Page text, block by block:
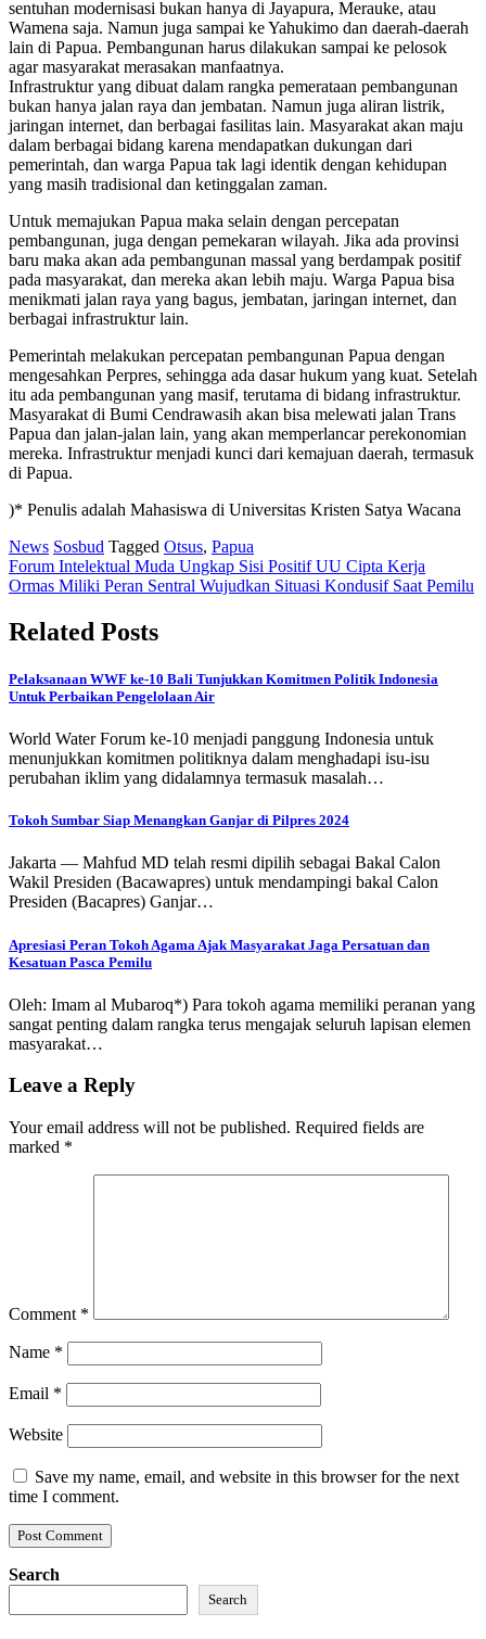
sentuhan modernisasi bukan hanya di Jayapura, Merauke, atau
Wamena saja. Namun juga sampai ke Yahukimo dan daerah-daerah
lain di Papua. Pembangunan harus dilakukan sampai ke pelosok
agar masyarakat merasakan manfaatnya.
Infrastruktur yang dibuat dalam rangka pemerataan pembangunan
bukan hanya jalan raya dan jembatan. Namun juga aliran listrik,
jaringan internet, dan berbagai fasilitas lain. Masyarakat akan maju
dalam berbagai bidang karena mendapatkan dukungan dari
pemerintah, dan warga Papua tak lagi identik dengan kehidupan
yang masih tradisional dan ketinggalan zaman.
Untuk memajukan Papua maka selain dengan percepatan
pembangunan, juga dengan pemekaran wilayah. Jika ada provinsi
baru maka akan ada pembangunan massal yang berdampak positif
pada masyarakat, dan mereka akan lebih maju. Warga Papua bisa
menikmati jalan raya yang bagus, jembatan, jaringan internet, dan
berbagai infrastruktur lain.
Pemerintah melakukan percepatan pembangunan Papua dengan
mengesahkan Perpres, sehingga ada dasar hukum yang kuat. Setelah
itu ada pembangunan yang masif, terutama di bidang infrastruktur.
Masyarakat di Bumi Cendrawasih akan bisa melewati jalan Trans
Papua dan jalan-jalan lain, yang akan memperlancar perekonomian
mereka. Infrastruktur menjadi kunci dari kemajuan daerah, termasuk
di Papua.
)* Penulis adalah Mahasiswa di Universitas Kristen Satya Wacana
News Sosbud Tagged Otsus, Papua
Post
navigation
Forum Intelektual Muda Ungkap Sisi Positif UU Cipta Kerja
Ormas Miliki Peran Sentral Wujudkan Situasi Kondusif Saat Pemilu
Related Posts
Pelaksanaan WWF ke-10 Bali Tunjukkan Komitmen Politik Indonesia
Untuk Perbaikan Pengelolaan Air
World Water Forum ke-10 menjadi panggung Indonesia untuk
menunjukkan komitmen politiknya dalam menghadapi isu-isu
perubahan iklim yang didalamnya termasuk masalah…
Tokoh Sumbar Siap Menangkan Ganjar di Pilpres 2024
Jakarta — Mahfud MD telah resmi dipilih sebagai Bakal Calon
Wakil Presiden (Bacawapres) untuk mendampingi bakal Calon
Presiden (Bacapres) Ganjar…
Apresiasi Peran Tokoh Agama Ajak Masyarakat Jaga Persatuan dan
Kesatuan Pasca Pemilu
Oleh: Imam al Mubaroq*) Para tokoh agama memiliki peranan yang
sangat penting dalam rangka terus mengajak seluruh lapisan elemen
masyarakat…
Leave a Reply
Your email address will not be published. Required fields are
marked *
Comment *
Name *
Email *
Website
Save my name, email, and website in this browser for the next
time I comment.
Search
Search